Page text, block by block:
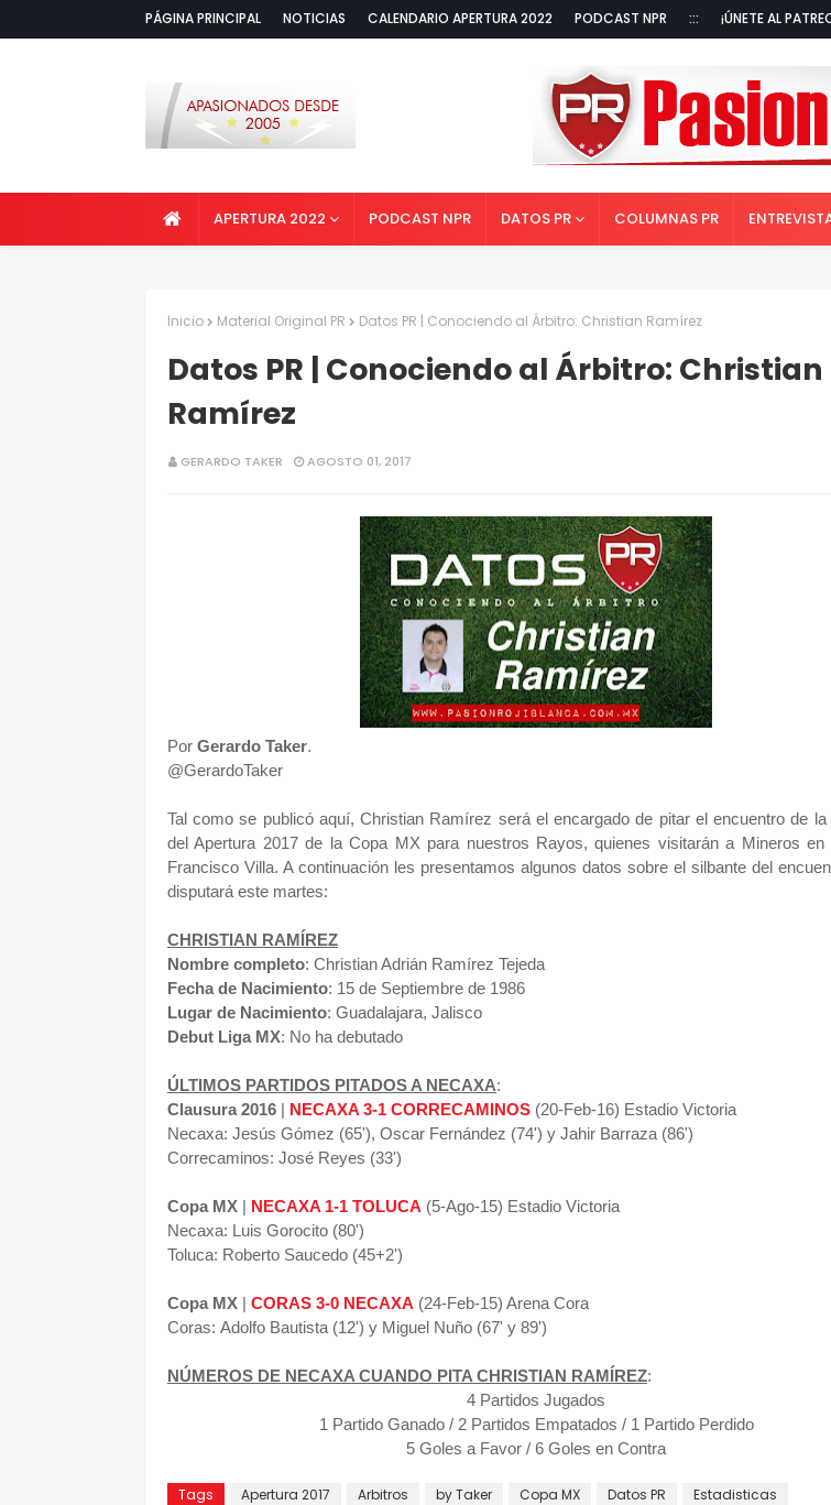
PÁGINA PRINCIPAL NOTICIAS CALENDARIO APERTURA 2022 PODCAST NPR ::: ¡ÚNETE AL
APERTURA 2022 PODCAST NPR DATOS PR COLUMNAS PR
Inicio Material Original PR Datos PR | Conociendo al Árbitro: Christian Ramírez
Datos PR | Conociendo al Árbitro: Christian
Ramírez
GERARDO TAKER AGOSTO 01, 2017
Por Gerardo Taker.
@GerardoTaker
Tal como se publicó aquí, Christian Ramírez será el encargado de pitar el encuentro de la
del Apertura 2017 de la Copa MX para nuestros Rayos, quienes visitarán a Mineros en
Francisco Villa. A continuación les presentamos algunos datos sobre el silbante del
disputará este martes:
CHRISTIAN RAMÍREZ
Nombre completo: Christian Adrián Ramírez Tejeda
Fecha de Nacimiento: 15 de Septiembre de 1986
Lugar de Nacimiento: Guadalajara, Jalisco
Debut Liga MX: No ha debutado
ÚLTIMOS PARTIDOS PITADOS A NECAXA:
Clausura 2016 | NECAXA 3-1 CORRECAMINOS (20-Feb-16) Estadio Victoria
Necaxa: Jesús Gómez (65'), Oscar Fernández (74') y Jahir Barraza (86')
Correcaminos: José Reyes (33')
Copa MX | NECAXA 1-1 TOLUCA (5-Ago-15) Estadio Victoria
Necaxa: Luis Gorocito (80')
Toluca: Roberto Saucedo (45+2')
Copa MX | CORAS 3-0 NECAXA (24-Feb-15) Arena Cora
Coras: Adolfo Bautista (12') y Miguel Nuño (67' y 89')
NÚMEROS DE NECAXA CUANDO PITA CHRISTIAN RAMÍREZ:
4 Partidos Jugados
1 Partido Ganado / 2 Partidos Empatados / 1 Partido Perdido
5 Goles a Favor / 6 Goles en Contra
Tags Apertura 2017 Arbitros by Taker Copa MX Datos PR
Estadisticas